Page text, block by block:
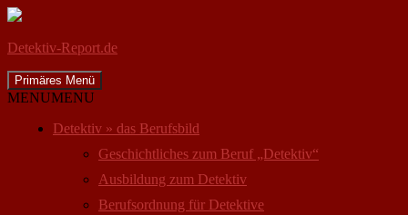
Detektiv-Report.de
Suchen
Primäres Menü
Inhalt
MENUMENU
Detektiv » das Berufsbild
Geschichtliches zum Beruf „Detektiv“
Ausbildung zum Detektiv
Berufsordnung für Detektive